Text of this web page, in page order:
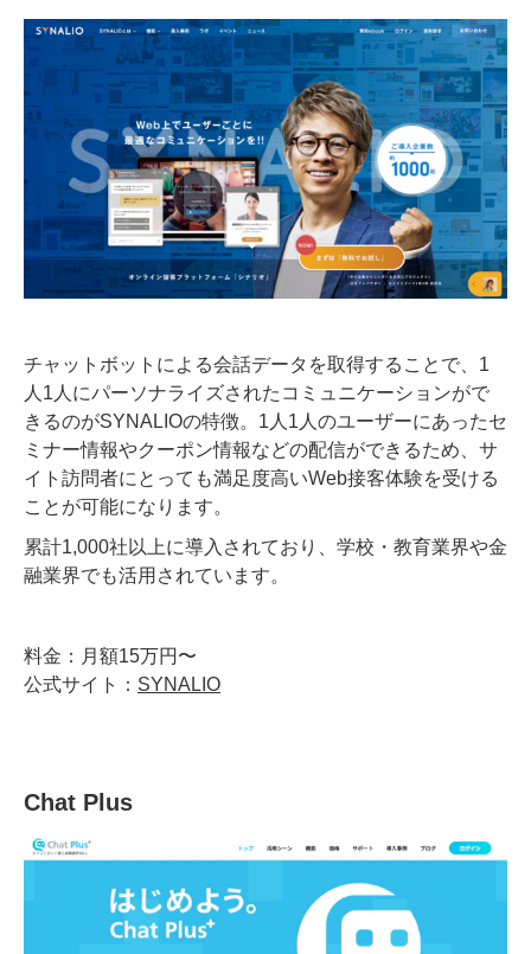
チャットボットによる会話データを取得することで、1
人1人にパーソナライズされたコミュニケーションがで
きるのがSYNALIOの特徴。1人1人のユーザーにあったセ
ミナー情報やクーポン情報などの配信ができるため、サ
イト訪問者にとっても満足度高いWeb接客体験を受ける
ことが可能になります。
累計1,000社以上に導入されており、学校・教育業界や金
融業界でも活用されています。
料金：月額15万円〜
公式サイト： SYNALIO
Chat Plus